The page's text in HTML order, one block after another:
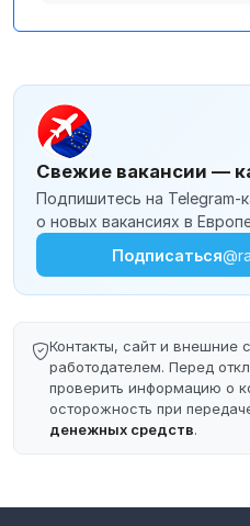
Свежие вакансии —
Подпишитесь на Telegram-
о новых вакансиях в
Подписаться
Контакты, сайт и внешние
работодателем. Перед
проверить информацию о
осторожность при
денежных средств.